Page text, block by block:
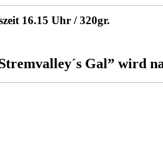
16.15 Uhr / 320gr.
Gal” wird